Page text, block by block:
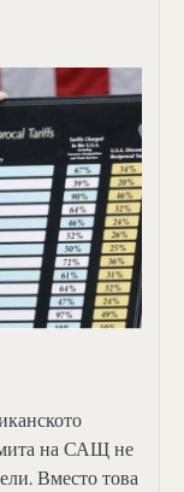
мита на САЩ не
Вместо това